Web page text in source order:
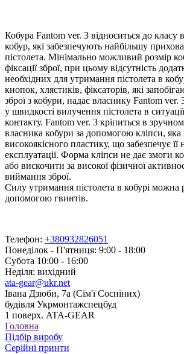
Кобура Fantom ver. 3 відноситься до класу
кобур, які забезпечують найбільшу
пістолета. Мінімально можливий розмір
фіксації зброї, при цьому відсутність
необхідних для утримання пістолета в
кнопок, хлястиків, фіксаторів, які
зброї з кобури, надає власнику Fantom ver.
у швидкості вилучення пістолета в
контакту. Fantom ver. 3 кріпиться в
власника кобури за допомогою кліпси, яка
високоякісного пластику, що забезпечує її
експлуатації. Форма кліпси не дає змоги
або вискочити за високої фізичної
виймання зброї.
Силу утримання пістолета в кобурі можна
допомогою гвинтів.
Телефон: +380932826051
Понеділок - П'ятниця: 9:00 - 18:00
Субота 10:00 - 16:00
Неділя: вихідний
ata-gear@ukr.net
Івана Дзюби, 7а (Сім'ї Сосніних)
будівля Укрмонтажспецбуд
1 поверх. ATA-GEAR
Головна
Підбір виробу
Серійні принти